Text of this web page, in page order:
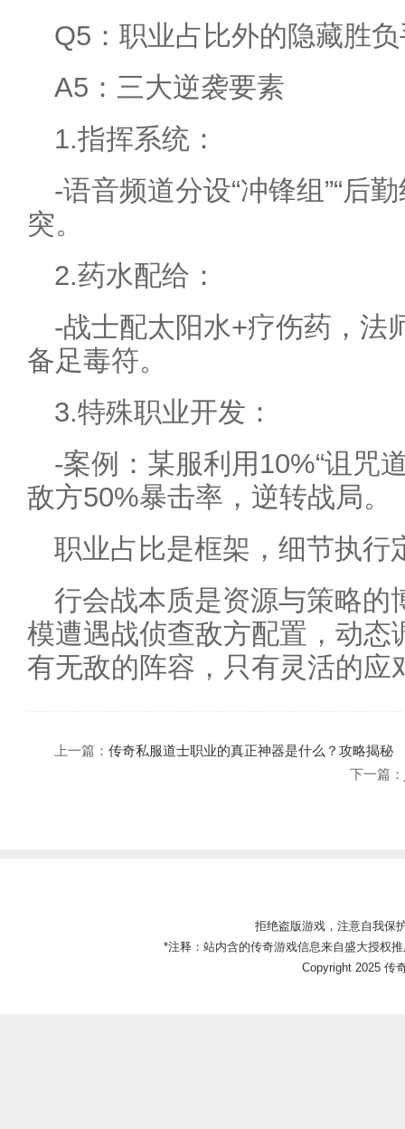
Q5：职业占比外的隐藏胜
A5：三大逆袭要素
1.指挥系统：
-语音频道分设“冲锋组”“后
突。
2.药水配给：
-战士配太阳水+疗伤药，法
备足毒符。
3.特殊职业开发：
-案例：某服利用10%“诅咒
敌方50%暴击率，逆转战局。
职业占比是框架，细节执行
行会战本质是资源与策略的
模遭遇战侦查敌方配置，动态
有无敌的阵容，只有灵活的应
上一篇： 传奇私服道士职业的真正神器是什么？攻略揭秘
下一篇：
拒绝盗版游戏，注意自我保
*注释：站内含的传奇游戏信息来自盛大授权
Copyright 2025 传